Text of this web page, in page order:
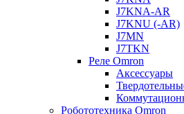
J7KNA-AR
J7KNU (-AR)
J7MN
J7TKN
Реле Omron
Аксессуары
Робототехника Omron